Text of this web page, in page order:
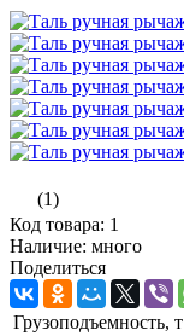
(1)
Код товара: 1
Наличие: много
Поделиться
Грузоподъемность, т